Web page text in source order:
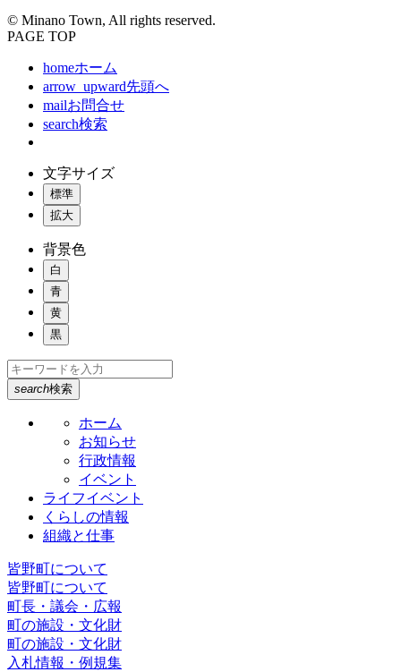
© Minano Town, All rights reserved.
PAGE TOP
homeホーム
arrow_upward先頭へ
mailお問合せ
search検索
文字サイズ
標準
拡大
背景色
白
青
黄
黒
search検索
ホーム
お知らせ
行政情報
イベント
ライフイベント
くらしの情報
組織と仕事
皆野町について
皆野町について
町長・議会・広報
町の施設・文化財
町の施設・文化財
入札情報・例規集